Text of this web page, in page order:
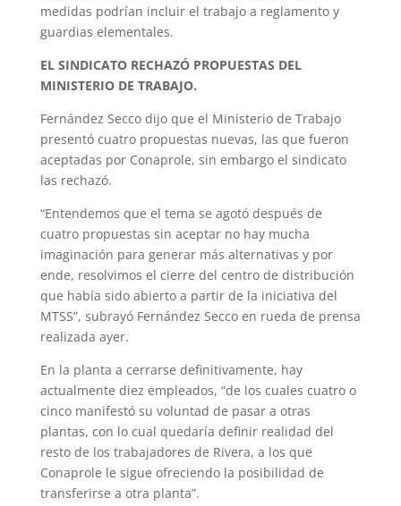
medidas podrían incluir el trabajo a reglamento y
guardias elementales.
EL SINDICATO RECHAZÓ PROPUESTAS DEL
MINISTERIO DE TRABAJO.
Fernández Secco dijo que el Ministerio de Trabajo
presentó cuatro propuestas nuevas, las que fueron
aceptadas por Conaprole, sin embargo el sindicato
las rechazó.
“Entendemos que el tema se agotó después de
cuatro propuestas sin aceptar no hay mucha
imaginación para generar más alternativas y por
ende, resolvimos el cierre del centro de distribución
que había sido abierto a partir de la iniciativa del
MTSS”, subrayó Fernández Secco en rueda de prensa
realizada ayer.
En la planta a cerrarse definitivamente, hay
actualmente diez empleados, “de los cuales cuatro o
cinco manifestó su voluntad de pasar a otras
plantas, con lo cual quedaría definir realidad del
resto de los trabajadores de Rivera, a los que
Conaprole le sigue ofreciendo la posibilidad de
transferirse a otra planta”.